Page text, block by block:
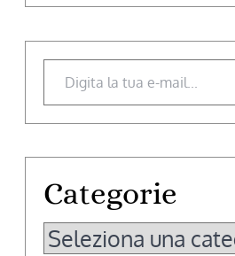
Digita la tua e-mail...
Categorie
Categorie